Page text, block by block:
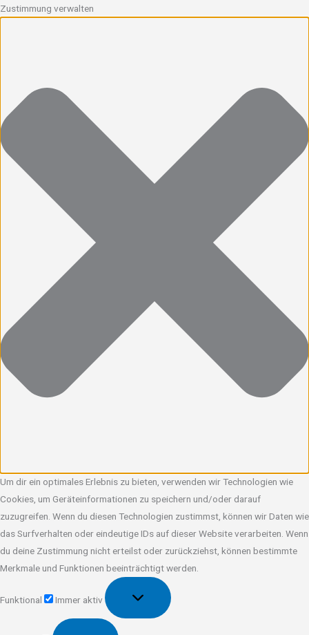
Zustimmung verwalten
Um dir ein optimales Erlebnis zu bieten, verwenden wir Technologien wie
Cookies, um Geräteinformationen zu speichern und/oder darauf
zuzugreifen. Wenn du diesen Technologien zustimmst, können wir Daten wie
das Surfverhalten oder eindeutige IDs auf dieser Website verarbeiten. Wenn
du deine Zustimmung nicht erteilst oder zurückziehst, können bestimmte
Merkmale und Funktionen beeinträchtigt werden.
Funktional
Immer aktiv
Vorlieben